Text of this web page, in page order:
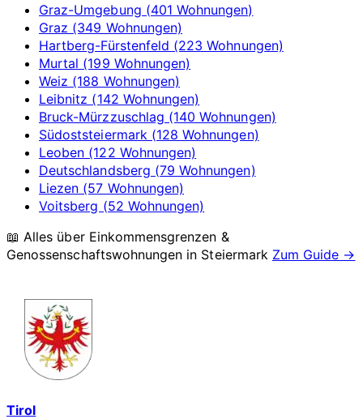
Graz-Umgebung (401 Wohnungen)
Graz (349 Wohnungen)
Hartberg-Fürstenfeld (223 Wohnungen)
Murtal (199 Wohnungen)
Weiz (188 Wohnungen)
Leibnitz (142 Wohnungen)
Bruck-Mürzzuschlag (140 Wohnungen)
Südoststeiermark (128 Wohnungen)
Leoben (122 Wohnungen)
Deutschlandsberg (79 Wohnungen)
Liezen (57 Wohnungen)
Voitsberg (52 Wohnungen)
📖 Alles über Einkommensgrenzen &
Genossenschaftswohnungen in Steiermark Zum Guide →
Tirol